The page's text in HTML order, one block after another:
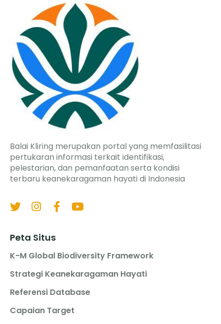
Balai Kliring merupakan portal yang memfasilitasi
pertukaran informasi terkait identifikasi,
pelestarian, dan pemanfaatan serta kondisi
terbaru keanekaragaman hayati di Indonesia
Peta Situs
K-M Global Biodiversity Framework
Strategi Keanekaragaman Hayati
Referensi Database
Capaian Target